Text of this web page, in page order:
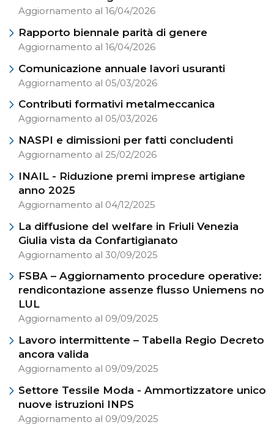
Aggiornamento al 16/04/2026
Rapporto biennale parità di genere
Aggiornamento al 16/04/2026
Comunicazione annuale lavori usuranti
Aggiornamento al 05/03/2026
Contributi formativi metalmeccanica
Aggiornamento al 05/03/2026
NASPI e dimissioni per fatti concludenti
Aggiornamento al 25/02/2026
INAIL - Riduzione premi imprese artigiane
anno 2025
Aggiornamento al 04/12/2025
La diffusione del welfare in Friuli Venezia
Giulia vista da Confartigianato
Aggiornamento al 30/09/2025
FSBA – Aggiornamento procedure operative:
rendicontazione assenze flusso Uniemens no
LUL
Aggiornamento al 09/09/2025
Lavoro intermittente – Tabella Regio Decreto
ancora valida
Aggiornamento al 09/09/2025
Settore Tessile Moda - Ammortizzatore unico
nuove istruzioni INPS
Aggiornamento al 09/09/2025